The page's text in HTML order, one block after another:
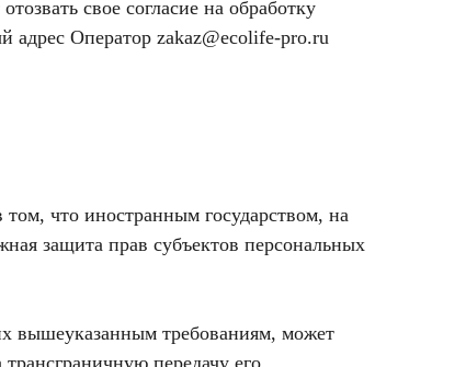
свое согласие на обработку
адрес Оператор zakaz@ecolife-pro.ru
что иностранным государством, на
защита прав субъектов персональных
вышеуказанным требованиям, может
передачу его